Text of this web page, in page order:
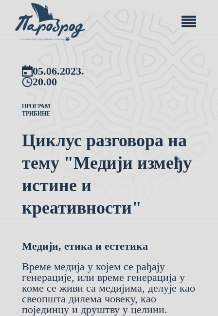
05.06.2023.
20.00
ПРОГРАМ
ТРИБИНЕ
Циклус разговора на
тему "Медији између
истине и
креативности"
Медији, етика и естетика
Време медија у којем се рађају
генерације, или време генерација у
коме се живи са медијима, делује као
свеопшта дилема човеку, као
појединцу и друштву у целини.